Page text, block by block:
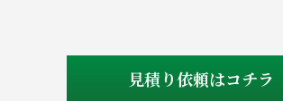
見積り依頼はコチラ